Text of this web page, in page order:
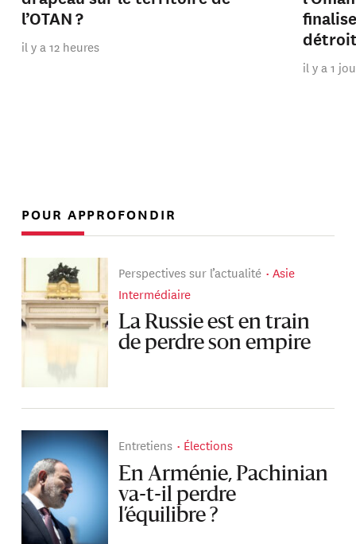
l’OTAN ?
il y a 12 heures
il y a 1
POUR APPROFONDIR
Perspectives sur l’actualité
Asie
Intermédiaire
La Russie est en train
de perdre son empire
Entretiens Élections
En Arménie, Pachinian
va-t-il perdre
l’équilibre ?